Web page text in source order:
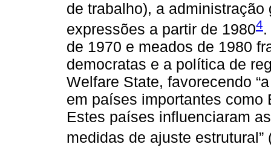
de trabalho), a
expressões a partir de 19804
de 1970 e meados de 1980
democratas e a política de
Welfare State, favorecendo
em países importantes como
Estes países influenciaram
medidas de ajuste estrutural”